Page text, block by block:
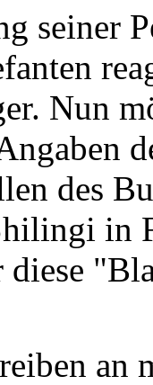
seiner
Nun
des
in